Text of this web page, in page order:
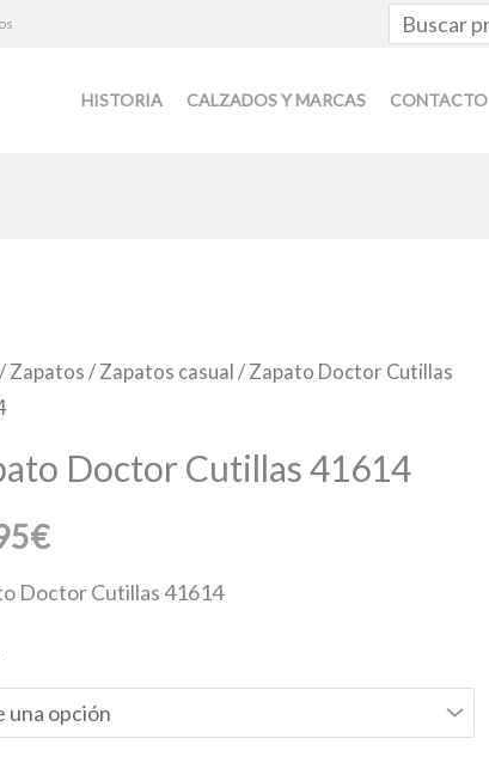
Buscar
HISTORIA CALZADOS Y MARCAS CONTACTO
/ Zapatos / Zapatos casual / Zapato Doctor Cutillas
Doctor Cutillas 41614
€
Doctor Cutillas 41614